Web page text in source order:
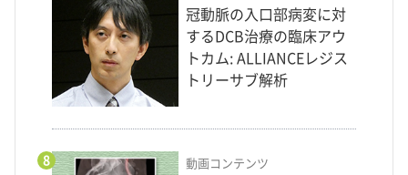
冠動脈の入口部病変に対
するDCB治療の臨床アウ
トカム: ALLIANCEレジス
トリーサブ解析
8 動画コンテンツ